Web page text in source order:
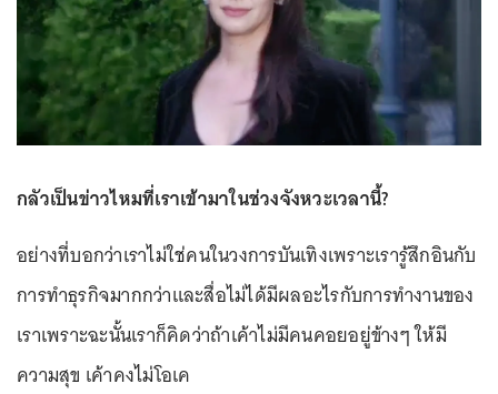
กลัวเป็นข่าวไหมที่เราเข้ามาในช่วงจังหวะเวลานี้?
อย่างที่บอกว่าเราไม่ใช่คนในวงการบันเทิงเพราะเรารู้สึกอินกับ
การทำธุรกิจมากกว่าและสื่อไม่ได้มีผลอะไรกับการทำงานของ
เราเพราะฉะนั้นเราก็คิดว่าถ้าเค้าไม่มีคนคอยอยู่ข้างๆ ให้มี
ความสุข เค้าคงไม่โอเค